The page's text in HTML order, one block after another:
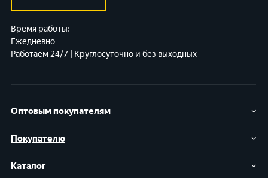
Оптовым покупателям
Покупателю
Каталог
Время работы:
Ежедневно
Работаем 24/7 | Круглосуточно и без выходных